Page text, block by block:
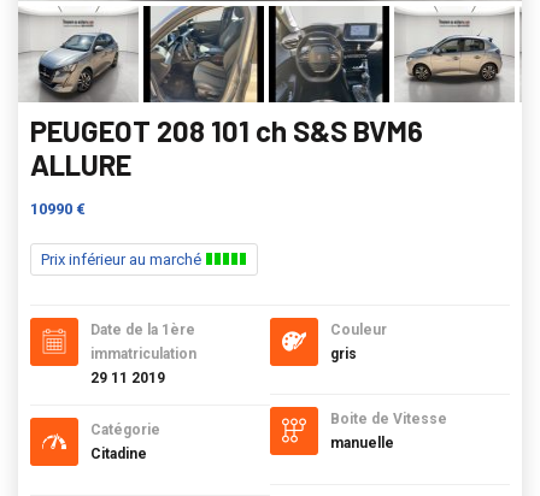
PEUGEOT 208 101 ch S&S BVM6
ALLURE
10990 €
Prix inférieur au marché
Date de la 1ère
immatriculation
29 11 2019
Catégorie
Citadine
Couleur
gris
Boite de Vitesse
manuelle